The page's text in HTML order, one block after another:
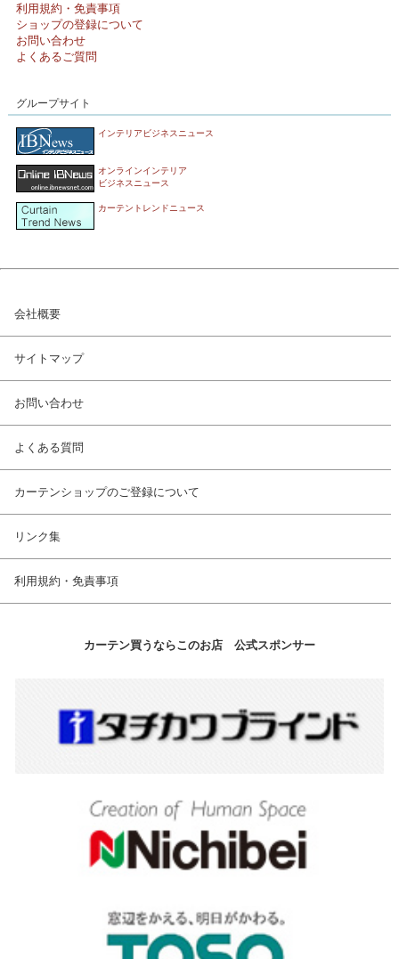
利用規約・免責事項
ショップの登録について
お問い合わせ
よくあるご質問
グループサイト
インテリアビジネスニュース
オンラインインテリア
ビジネスニュース
カーテントレンドニュース
会社概要
サイトマップ
お問い合わせ
よくある質問
カーテンショップのご登録について
リンク集
利用規約・免責事項
カーテン買うならこのお店 公式スポンサー